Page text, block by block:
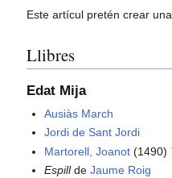
Este artícul pretén crear
Llibres
Edat Mija
Ausiàs March
Jordi de Sant Jordi
Martorell, Joanot (1490)
EspilldeJaume Roig